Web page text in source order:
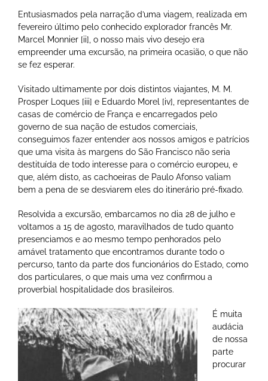
Entusiasmados pela narração d’uma viagem, realizada em
fevereiro último pelo conhecido explorador francês Mr.
Marcel Monnier [ii], o nosso mais vivo desejo era
empreender uma excursão, na primeira ocasião, o que não
se fez esperar.
Visitado ultimamente por dois distintos viajantes, M. M.
Prosper Loques [iii] e Eduardo Morel [iv], representantes de
casas de comércio de França e encarregados pelo
governo de sua nação de estudos comerciais,
conseguimos fazer entender aos nossos amigos e patrícios
que uma visita às margens do São Francisco não seria
destituída de todo interesse para o comércio europeu, e
que, além disto, as cachoeiras de Paulo Afonso valiam
bem a pena de se desviarem eles do itinerário pré-fixado.
Resolvida a excursão, embarcamos no dia 28 de julho e
voltamos a 15 de agosto, maravilhados de tudo quanto
presenciamos e ao mesmo tempo penhorados pelo
amável tratamento que encontramos durante todo o
percurso, tanto da parte dos funcionários do Estado, como
dos particulares, o que mais uma vez confirmou a
proverbial hospitalidade dos brasileiros.
É muita
audácia
de nossa
parte
procurar